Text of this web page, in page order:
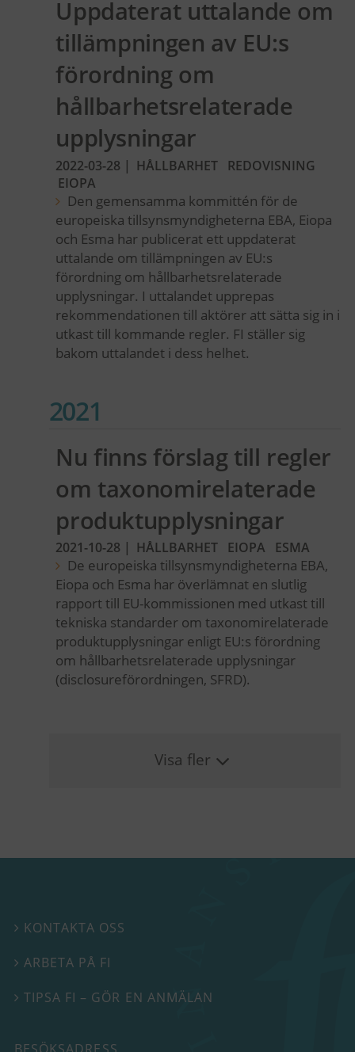
Uppdaterat uttalande om
tillämpningen av EU:s
förordning om
hållbarhetsrelaterade
upplysningar
2022-03-28 | HÅLLBARHET
REDOVISNING
EIOPA
Den gemensamma kommittén för de
europeiska tillsynsmyndigheterna EBA, Eiopa
och Esma har publicerat ett uppdaterat
uttalande om tillämpningen av EU:s
förordning om hållbarhetsrelaterade
upplysningar. I uttalandet upprepas
rekommendationen till aktörer att sätta sig in i
utkast till kommande regler. FI ställer sig
bakom uttalandet i dess helhet.
2021
Nu finns förslag till regler
om taxonomirelaterade
produktupplysningar
2021-10-28 | HÅLLBARHET EIOPA ESMA
De europeiska tillsynsmyndigheterna EBA,
Eiopa och Esma har överlämnat en slutlig
rapport till EU-kommissionen med utkast till
tekniska standarder om taxonomirelaterade
produktupplysningar enligt EU:s förordning
om hållbarhetsrelaterade upplysningar
(disclosureförordningen, SFRD).
Visa fler
 KONTAKTA OSS
 ARBETA PÅ FI
TIPSA FI – GÖR EN ANMÄLAN